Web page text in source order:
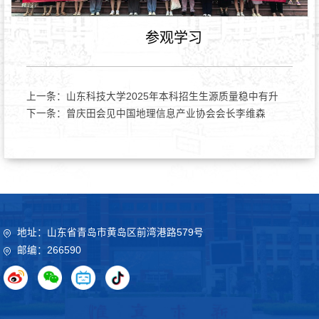
参观学习
上一条： 山东科技大学2025年本科招生生源质量稳中有升
下一条： 曾庆田会见中国地理信息产业协会会长李维森
地址：山东省青岛市黄岛区前湾港路579号
邮编：266590